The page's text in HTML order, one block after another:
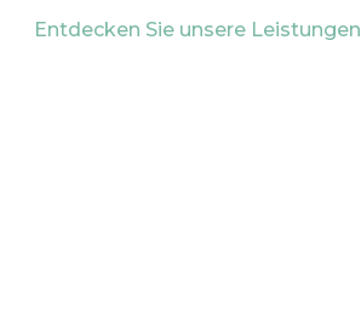
Entdecken Sie unsere Leistungen